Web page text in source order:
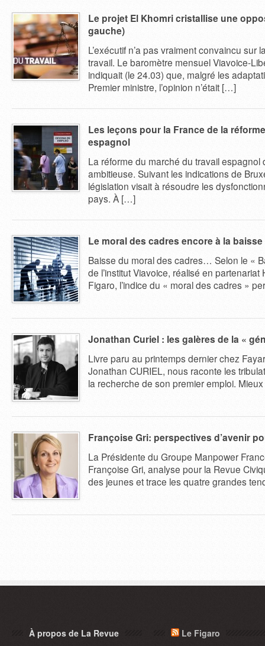
Le projet El Khomri cristallise une
gauche)
L’exécutif n’a pas vraiment convaincu sur
travail. Le baromètre mensuel Viavoice-
indiquait (le 24.03) que, malgré les
Premier ministre, l’opinion n’était […]
Les leçons pour la France de la
espagnol
La réforme du marché du travail espagnol
ambitieuse. Suivant les indications de
législation visait à résoudre les
pays. À […]
Le moral des cadres encore à la baisse
Baisse du moral des cadres… Selon le «
de l’institut Viavoice, réalisé en partenariat
Figaro, l’indice du « moral des cadres »
Jonathan Curiel : les galères de la «
Livre paru au printemps dernier chez
Jonathan CURIEL, nous raconte les
la recherche de son premier emploi.
Françoise Gri: perspectives d’avenir
La Présidente du Groupe Manpower
Françoise Gri, analyse pour la Revue
des jeunes et trace les quatre grandes
À propos de La Revue Le Figaro